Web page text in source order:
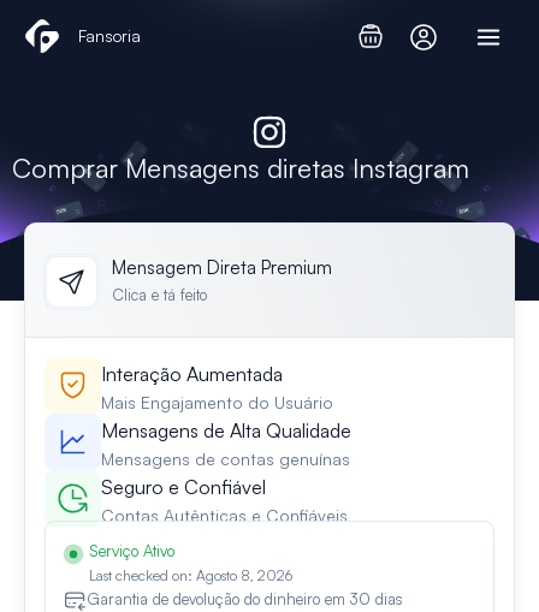
Fansoria
Comprar Mensagens diretas Instagram
Mensagem Direta Premium
Clica e tá feito
Interação Aumentada
Mais Engajamento do Usuário
Mensagens de Alta Qualidade
Mensagens de contas genuínas
Seguro e Confiável
Contas Autênticas e Confiáveis
Serviço Ativo
Last checked on: Agosto 8, 2026
Garantia de devolução do dinheiro em 30 dias